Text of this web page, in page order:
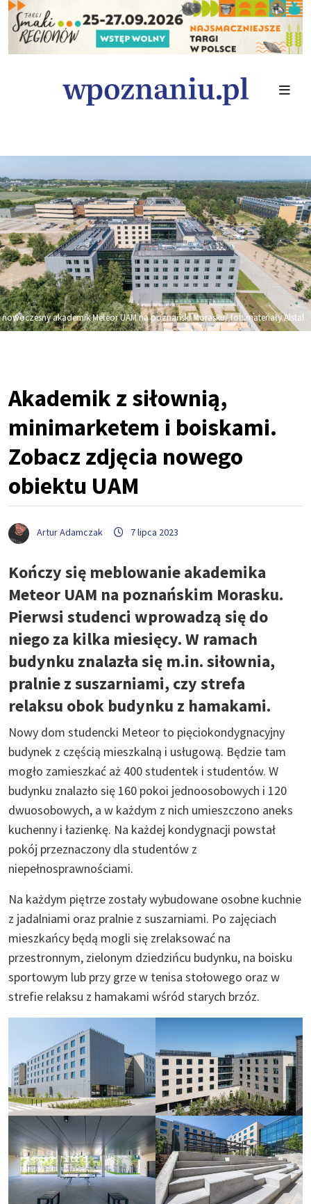
nowoczesny akademik Meteor UAM na poznański Morasku/ fot: materiały Alstal
Akademik z siłownią,
minimarketem i boiskami.
Zobacz zdjęcia nowego
obiektu UAM
Artur Adamczak 7 lipca 2023
Kończy się meblowanie akademika
Meteor UAM na poznańskim Morasku.
Pierwsi studenci wprowadzą się do
niego za kilka miesięcy. W ramach
budynku znalazła się m.in. siłownia,
pralnie z suszarniami, czy strefa
relaksu obok budynku z hamakami.
Nowy dom studencki Meteor to pięciokondygnacyjny
budynek z częścią mieszkalną i usługową. Będzie tam
mogło zamieszkać aż 400 studentek i studentów. W
budynku znalazło się 160 pokoi jednoosobowych i 120
dwuosobowych, a w każdym z nich umieszczono aneks
kuchenny i łazienkę. Na każdej kondygnacji powstał
pokój przeznaczony dla studentów z
niepełnosprawnościami.
Na każdym piętrze zostały wybudowane osobne kuchnie
z jadalniami oraz pralnie z suszarniami. Po zajęciach
mieszkańcy będą mogli się zrelaksować na
przestronnym, zielonym dziedzińcu budynku, na boisku
sportowym lub przy grze w tenisa stołowego oraz w
strefie relaksu z hamakami wśród starych brzóz.